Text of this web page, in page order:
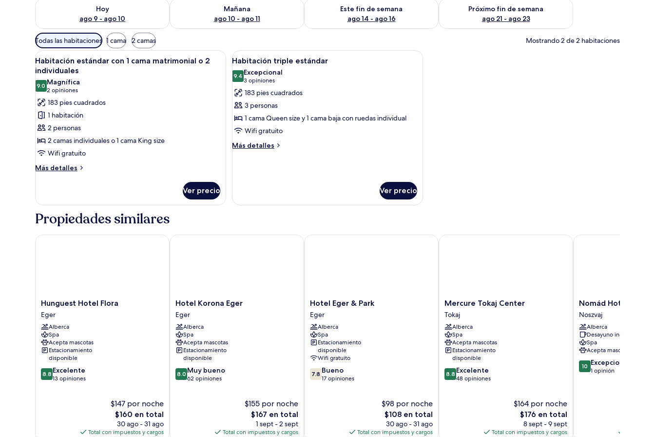
Hoy
ago 9 - ago 10
Consulta la disponibilidad para hoy ago 9 - ago 10
Mañana
ago 10 - ago 11
Consulta la disponibilidad para mañana ago 10 - ago 11
Este fin de semana
ago 14 - ago 16
Consulta la disponibilidad para este fin de semana ago 14 - ago 16
Próximo fin de semana
ago 21 - ago 23
Consulta la disponibilidad para el próximo fin de semana
Filtros
disponibles
para
las
habitaciones
Todas las habitaciones 1 cama 2 camas Mostrando 2 de 2 habitaciones
Abrir
todas
las
fotos
de
Habitación
estándar
con
1
cama
matrimonial
individuales
Habitación de hotel con dos camas, una silla, un escritorio y un ventanal con cortinas.
4
Habitación estándar con 1 cama matrimonial o 2
individuales
9.09.0 de 10
Magnífica
2 opiniones
(2
opiniones)
183 pies cuadrados
1 habitación
2 personas
2 camas individuales o 1 cama King size
Wifi gratuito
Más detalles
Más
estándar
matrimonial
Ver precio
Abrir
todas
las
fotos
de
Habitación
triple
estándar
Habitación de hotel con cama, escritorio, silla, televisor y mesita de noche con lámpara.
4
Habitación triple estándar
9.49.4 de 10
Excepcional
3 opiniones
(3
opiniones)
183 pies cuadrados
3 personas
1 cama Queen size y 1 cama baja con ruedas individual
Wifi gratuito
Más detalles
Más
Ver precio
Propiedades similares
Hunguest
Hotel
Flora
Eger
Hunguest Hotel Flora
Eger
Alberca
Spa
Acepta mascotas
Estacionamiento
disponible
8.8
de
8.8 Excelente
13 opiniones
$147 por noche
El
precio
actual
$160 en total
30 ago - 31 ago
Total con impuestos y cargos
Hunguest Hotel Flora
Hotel
Korona
Eger
Eger
Hotel Korona Eger
Eger
Alberca
Spa
Acepta mascotas
Estacionamiento
disponible
8.0
de
8.0 Muy bueno
62 opiniones
$155 por noche
El
precio
actual
$167 en total
1 sept - 2 sept
Total con impuestos y cargos
Hotel Korona Eger
Hotel
Eger
&
Park
Eger
Hotel Eger & Park
Eger
Alberca
Spa
Estacionamiento
disponible
Wifi gratuito
7.8
de
7.8 Bueno
17 opiniones
$98 por noche
El
precio
actual
$108 en total
30 ago - 31 ago
Total con impuestos y cargos
Hotel Eger & Park
Mercure
Tokaj
Center
Tokaj
Mercure Tokaj Center
Tokaj
Alberca
Spa
Acepta mascotas
Estacionamiento
disponible
8.8
de
8.8 Excelente
48 opiniones
$164 por noche
El
precio
actual
$176 en total
8 sept - 9 sept
Total con impuestos y cargos
Mercure Tokaj Center
Nomád
Hotel
&
Glamping
Noszvaj
Nomád Hotel &
Noszvaj
Alberca
Desayuno incluido
Spa
Acepta mascotas
10.0
de
10 Excepcional
1 opinión
Nomád Hotel &